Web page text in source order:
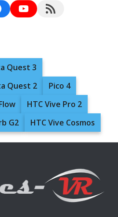
YouTubeRSS Feed
Quest 3
Quest 2
Pico 4
HTC Vive Pro 2
G2 HTC Vive Cosmos